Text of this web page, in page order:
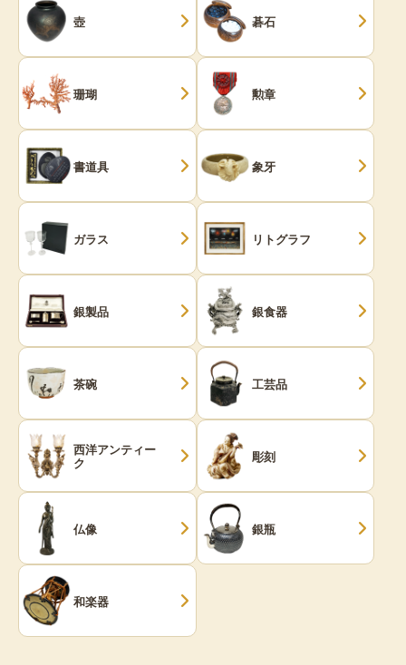
壺 碁石
珊瑚 勲章
書道具 象牙
ガラス リトグラフ
銀製品 銀食器
茶碗 工芸品
西洋アンティー
ク 彫刻
仏像 銀瓶
和楽器